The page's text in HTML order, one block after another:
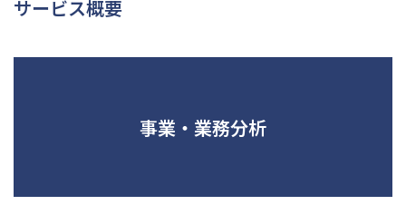
サービス概要
事業・業務分析